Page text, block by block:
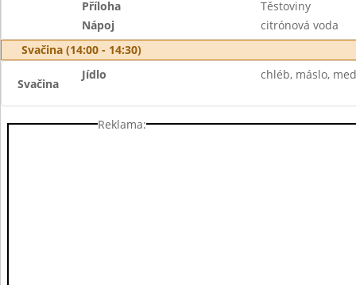
Příloha
Těstoviny
Nápoj
citrónová voda
Svačina (14:00 - 14:30)
Svačina
Jídlo chléb, máslo,
Reklama: